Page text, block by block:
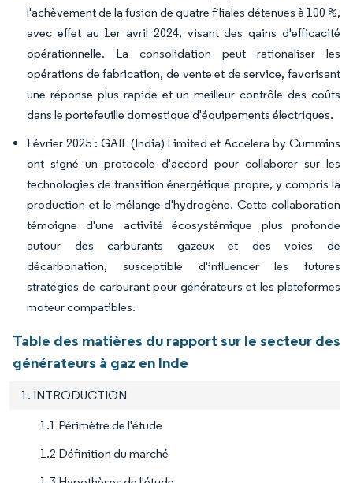
l'achèvement de la fusion de quatre filiales détenues à 100 %,
avec effet au 1er avril 2024, visant des gains d'efficacité
opérationnelle. La consolidation peut rationaliser les
opérations de fabrication, de vente et de service, favorisant
une réponse plus rapide et un meilleur contrôle des coûts
dans le portefeuille domestique d'équipements électriques.
Février 2025 : GAIL (India) Limited et Accelera by Cummins
ont signé un protocole d'accord pour collaborer sur les
technologies de transition énergétique propre, y compris la
production et le mélange d'hydrogène. Cette collaboration
témoigne d'une activité écosystémique plus profonde
autour des carburants gazeux et des voies de
décarbonation, susceptible d'influencer les futures
stratégies de carburant pour générateurs et les plateformes
moteur compatibles.
Table des matières du rapport sur le secteur des
générateurs à gaz en Inde
1. INTRODUCTION
1.1 Périmètre de l'étude
1.2 Définition du marché